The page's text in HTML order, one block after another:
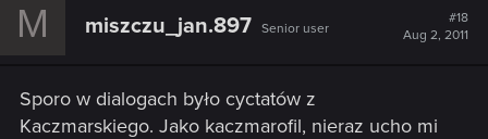
M miszczu_jan.897 Senior user
#18
Aug 2, 2011
Sporo w dialogach było cyctatów z
Kaczmarskiego. Jako kaczmarofil, nieraz ucho mi